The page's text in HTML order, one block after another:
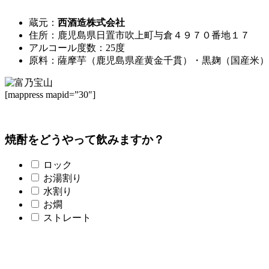
蔵元： 西酒造株式会社
住所：鹿児島県日置市吹上町与倉４９７０番地１７
アルコール度数：25度
原料：薩摩芋（鹿児島県産黄金千貫）・黒麹（国産米）
[mappress mapid=”30″]
焼酎をどうやって飲みますか？
ロック
お湯割り
水割り
お燗
ストレート